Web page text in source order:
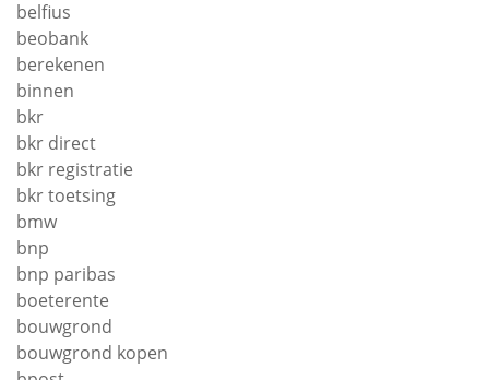
belfius
beobank
berekenen
binnen
bkr
bkr direct
bkr registratie
bkr toetsing
bmw
bnp
bnp paribas
boeterente
bouwgrond
bouwgrond kopen